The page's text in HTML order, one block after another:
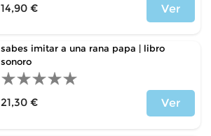
14,90 €
Ver
sabes imitar a una rana papa | libro
sonoro
21,30 €
Ver